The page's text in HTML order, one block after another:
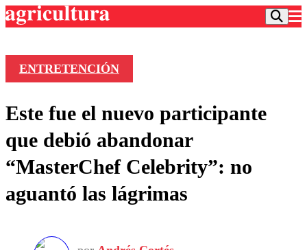
Frecuencias
Agricultura TV
Deportes
Colo Colo
Motor
Torneo Internacional
Entretención
Noticias
Internacional
Vida Social
ENTRETENCIÓN
Este fue el nuevo participante
que debió abandonar
“MasterChef Celebrity”: no
aguantó las lágrimas